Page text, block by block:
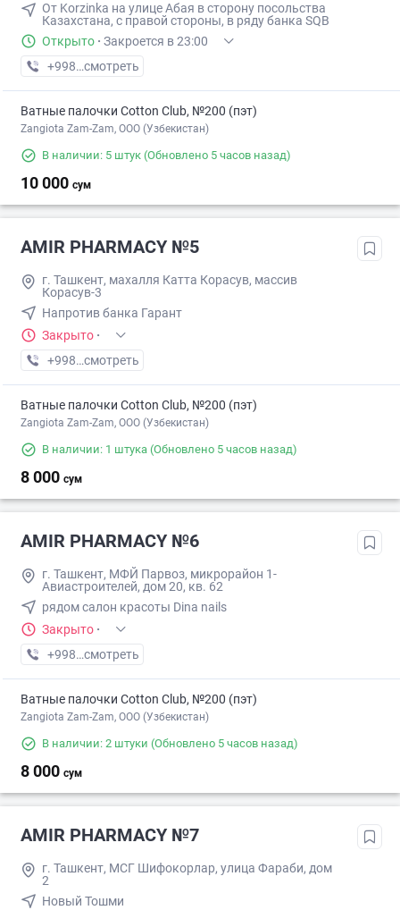
От Korzinka на улице Абая в сторону посольства
Казахстана, с правой стороны, в ряду банка SQB
Открыто · Закроется в 23:00
+998 (77) XXX-XX-XX
смотреть
Ватные палочки Cotton Club, №200 (пэт)
Zangiota Zam-Zam, OOO (Узбекистан)
В наличии: 5 штук (Обновлено 5 часов назад)
10 000 сум
AMIR PHARMACY №5
г. Ташкент, махалля Катта Корасув, массив
Корасув-3
Напротив банка Гарант
Закрыто ·
+998 (77) XXX-XX-XX
смотреть
Ватные палочки Cotton Club, №200 (пэт)
Zangiota Zam-Zam, OOO (Узбекистан)
В наличии: 1 штука (Обновлено 5 часов назад)
8 000 сум
AMIR PHARMACY №6
г. Ташкент, МФЙ Парвоз, микрорайон 1-
Авиастроителей, дом 20, кв. 62
рядом салон красоты Dina nails
Закрыто ·
+998 (77) XXX-XX-XX
смотреть
Ватные палочки Cotton Club, №200 (пэт)
Zangiota Zam-Zam, OOO (Узбекистан)
В наличии: 2 штуки (Обновлено 5 часов назад)
8 000 сум
AMIR PHARMACY №7
г. Ташкент, МСГ Шифокорлар, улица Фараби, дом
2
Новый Тошми